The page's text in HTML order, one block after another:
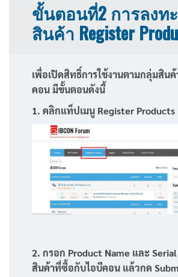
ขั้นตอนที่2 การลงท
สินค้า Register
เพื่อเปิดสิทธิ์การใช้งานตามกลุ่มสิน
คอน มีขั้นตอนดังนี้
1. คลิกแท็ปเมนู Register Products
2. กรอก Product Name และ
สินค้าที่ซื้อกับไอบีคอน แล้วกด